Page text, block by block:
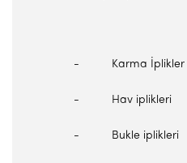
- Karma İplikler
- Hav iplikleri
- Bukle iplikleri